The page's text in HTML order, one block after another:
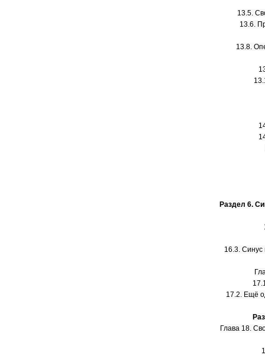
13.5.
13.6.
13.8.
Раздел 6.
16.3. Синус
17.2. Ещё
Глава 18.